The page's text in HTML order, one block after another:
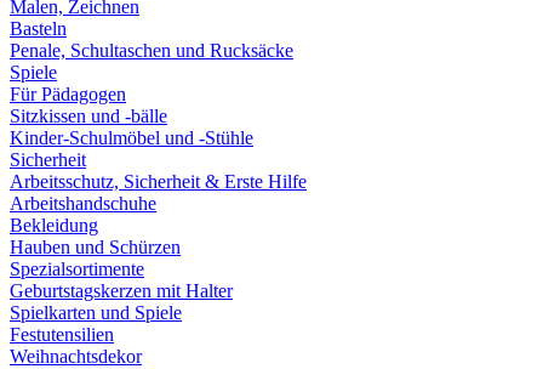
Malen, Zeichnen
Basteln
Penale, Schultaschen und Rucksäcke
Spiele
Für Pädagogen
Sitzkissen und -bälle
Kinder-Schulmöbel und -Stühle
Sicherheit
Arbeitsschutz, Sicherheit & Erste Hilfe
Arbeitshandschuhe
Bekleidung
Hauben und Schürzen
Spezialsortimente
Geburtstagskerzen mit Halter
Spielkarten und Spiele
Festutensilien
Weihnachtsdekor